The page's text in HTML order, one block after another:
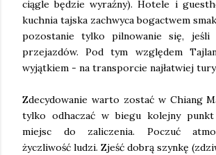
ciągle będzie wyraźny). Hotele i
kuchnia tajska zachwyca bogactwem
pozostanie tylko pilnowanie się,
przejazdów. Pod tym względem
wyjątkiem - na transporcie najłatwiej
Zdecydowanie warto zostać w Chiang
tylko odhaczać w biegu kolejny
miejsc do zaliczenia. Poczuć
życzliwość ludzi. Zjeść dobrą szynkę